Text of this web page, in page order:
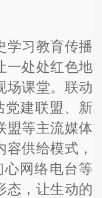
学习教育传播
一处处红色地
场课堂。联动
党建联盟、新
盟等主流媒体
供给模式，
网络电台等
态，让生动的